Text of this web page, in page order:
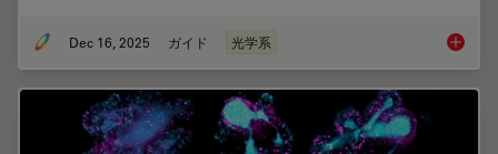
Dec 16, 2025 ガイド 光学系 Factors